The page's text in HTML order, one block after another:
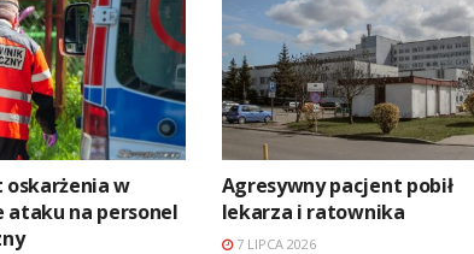
oskarżenia w
ataku na personel
Agresywny pacjent pobił
lekarza i ratownika
7 LIPCA 2026